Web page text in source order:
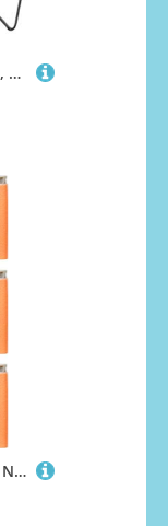
SHZICMY Basketballautomat, Tragbares Arcade-Basketballspiel Basketballkorb inkl. 4 kleine Basketbälle & Pumpe, 8 Spieleinstellungen, Basketball Automat für Indoor/Outdoor
Nerf Accustrike Elite 24 Dart Nachfüllpack, Weihnachtsstrumpffüller – 24 offizielle Elite-Dartpfeile – kompatibel mit Elite&Accustrike Elite-Blastern